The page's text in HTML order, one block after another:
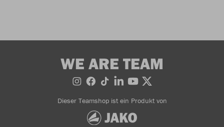
WE ARE TEAM
Dieser Teamshop ist ein Produkt von